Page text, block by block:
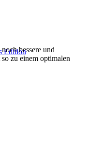
Editionbessere und
zu einem optimalen